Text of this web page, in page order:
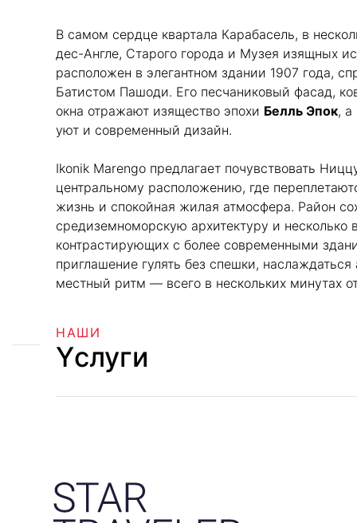
В самом сердце квартала Карабасель, в
дес-Англе, Старого города и Музея изящных
расположен в элегантном здании 1907 года,
Батистом Пашоди. Его песчаниковый фасад,
окна отражают изящество эпохи Белль Эпок, а
уют и современный дизайн.
Ikonik Marengo предлагает почувствовать
центральному расположению, где
жизнь и спокойная жилая атмосфера. Район
средиземноморскую архитектуру и несколько
контрастирующих с более современными
приглашение гулять без спешки,
местный ритм — всего в нескольких минутах
НАШИ
Yслуги